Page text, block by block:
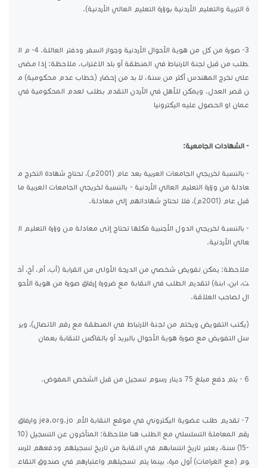
ة التربية والتعليم الأردنية بوزارة التعليم العالي الأردنية).
3- صورة من كل من هوية الأحوال الأردنية وجواز السفر ودفتر العائلة. 4- م ال
طلب من قبل لجنة الارتباط في المنطقة أو بلد الاغتراب. ملاحظة: إذا مضى
على تخرج المهندس أكثر من سنة، لا بد من إحضار (خطاب عدم محكومية) م
ن قصر العدل. ويمكن للأهل في الأردن التقدم بطلب لعدم المحكومية في
عمان او الحصول عليه اليكترونيا
- الشهادات الجامعية:
- بالنسبة لخريجي الجامعات العربية بعد عام (2001م)، تحتاج شهادة التخرج م
عادلة من وزارة التعليم العالي الأردنية - بالنسبة لخريجي الجامعات العربية ما
قبل عام (2001م)، فلا تحتاج شهاداتهم إلى معادلة.
- بالنسبة لخريجي الدول الأجنبية فكلها تحتاج إلى معادلة من وزارة التعليم ال
عالي الأردنية.
ملاحظة: يمكن تفويض شخصي من الدرجة الأولى من القرابة (أب، أم، أخ، أخ
ت، ابن، ابنة) لتقديم الطلب في النقابة مع ضرورة إرفاق صورة من هوية الأحو
ال لصاحب العلاقة.
(يكتب التفويض ويختم من لجنة الارتباط في المنطقة مع رقم الاتصال)، وير
سل التفويض مع صورة هوية الأحوال بالبريد أو بالفاكس للنقابة بعمان
6 - يتم دفع مبلغ 75 دينار رسوم تسجيل من قبل الشخص المفوض.
7- تقديم طلب عضوية اليكتروني في موقع النقابة الأم jea.org.jo وارفاق
رقم المعاملة التسلسلي مع الطلب هنا ملاحظة: المتأخرون عن التسجيل (10
-15) سنة، يعتبر تاريخ انتسابهم في النقابة من تاريخ تسجيلهم ودفعهم للرس
وم (مع الغرامات) أول مرة، بينما يتم تسجيلهم واعتبارهم في صندوق التقاع